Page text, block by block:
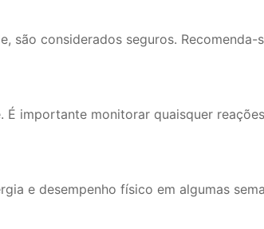
considerados seguros. Recomenda-
importante monitorar quaisquer
e desempenho físico em algumas